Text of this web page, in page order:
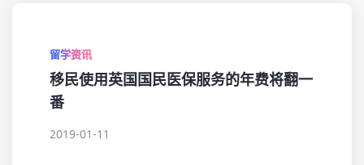
留学资讯
移民使用英国国民医保服务的年费将翻一
番
2019-01-11